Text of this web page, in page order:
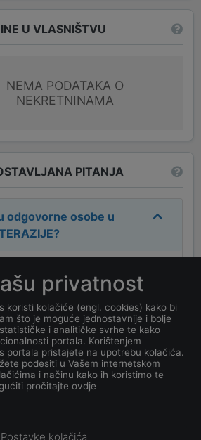
U VLASNIŠTVU
NEMA PODATAKA O
NEKRETNINAMA
PITANJA
odgovorne osobe u
?
JANOVIĆ.
adresa tvrtke
?
datum osnivanja
TERAZIJE?
privatnost
koristi kolačiće (engl. cookies) kako bi
što je moguće jednostavnije i bolje
i analitičke svrhe te kako
portala. Korištenjem
portala pristajete na upotrebu kolačića.
podesiti u Vašem internetskom
i načinu kako ih koristimo te
pročitajte ovdje
Postavke kolačića